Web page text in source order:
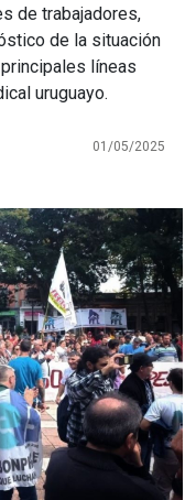
de trabajadores,
de la situación
líneas
uruguayo.
01/05/2025